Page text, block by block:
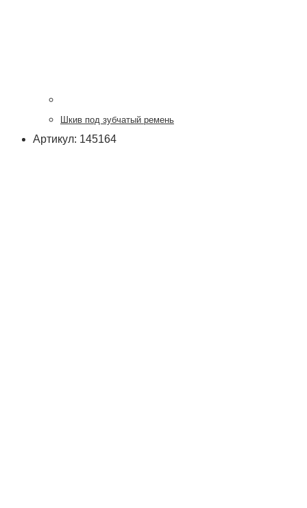
Шкив под зубчатый ремень
Артикул: 145164